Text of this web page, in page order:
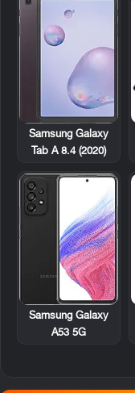
Samsung Galaxy
Tab A 8.4 (2020)
Samsung Galaxy
A53 5G